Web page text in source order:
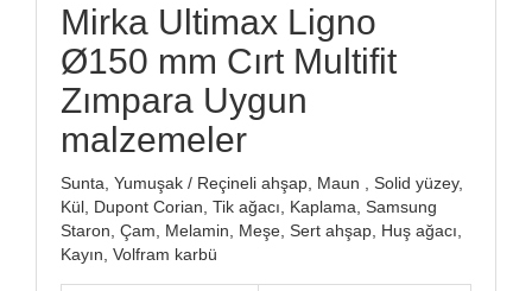
Mirka Ultimax Ligno
Ø150 mm Cırt Multifit
Zımpara Uygun
malzemeler
Sunta, Yumuşak / Reçineli ahşap, Maun , Solid yüzey,
Kül, Dupont Corian, Tik ağacı, Kaplama, Samsung
Staron, Çam, Melamin, Meşe, Sert ahşap, Huş ağacı,
Kayın, Volfram karbü